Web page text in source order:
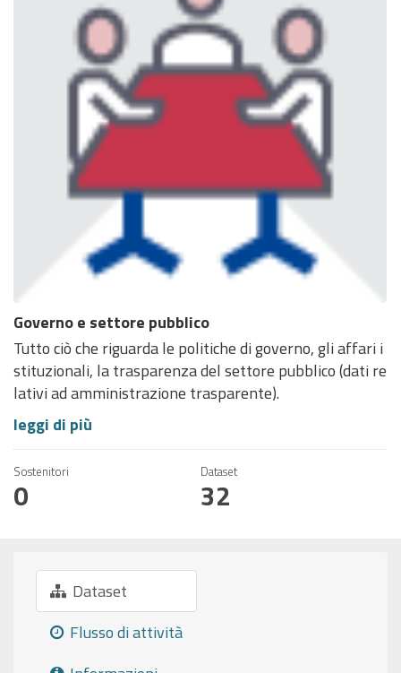
Governo e settore pubblico
Tutto ciò che riguarda le politiche di governo, gli affari i
stituzionali, la trasparenza del settore pubblico (dati re
lativi ad amministrazione trasparente).
leggi di più
Sostenitori
0
Dataset
32
Dataset
Flusso di attività